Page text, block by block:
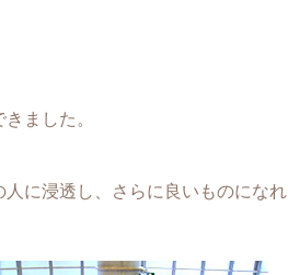
ました。
に浸透し、さらに良いものになれ